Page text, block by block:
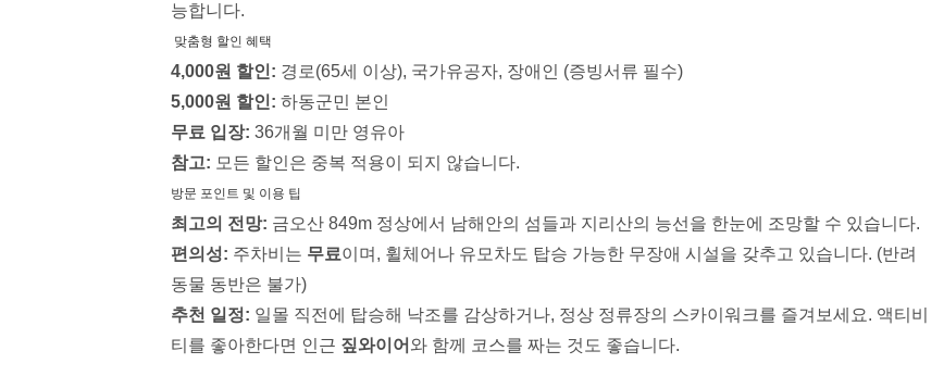
능합니다.
맞춤형 할인 혜택
4,000원 할인: 경로(65세 이상), 국가유공자, 장애인 (증빙서류 필수)
5,000원 할인: 하동군민 본인
무료 입장: 36개월 미만 영유아
참고: 모든 할인은 중복 적용이 되지 않습니다.
방문 포인트 및 이용 팁
최고의 전망: 금오산 849m 정상에서 남해안의 섬들과 지리산의 능선을 한눈에 조망할 수 있습니다.
편의성: 주차비는 무료이며, 휠체어나 유모차도 탑승 가능한 무장애 시설을 갖추고 있습니다. (반려
동물 동반은 불가)
추천 일정: 일몰 직전에 탑승해 낙조를 감상하거나, 정상 정류장의 스카이워크를 즐겨보세요. 액티비
티를 좋아한다면 인근 짚와이어 와 함께 코스를 짜는 것도 좋습니다.